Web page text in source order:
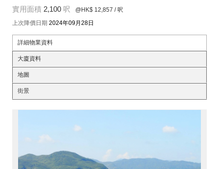
實用面積 2,100 呎 @HK$ 12,857 / 呎
上次降價日期 2024年09月28日
詳細物業資料
大廈資料
地圖
街景